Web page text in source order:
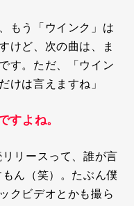
もう「ウインク」は
けど、次の曲は、ま
す。ただ、「ウイン
けは言えますね」
すよね。
リリースって、誰が言
ん（笑）。たぶん僕
クビデオとかも撮ら